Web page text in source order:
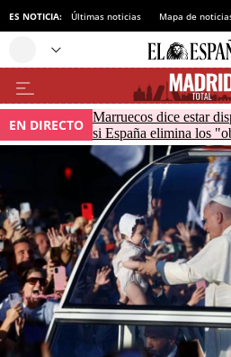
ES NOTICIA: Últimas noticias Mapa de
EN DIRECTO Marruecos dice estar
si España elimina los